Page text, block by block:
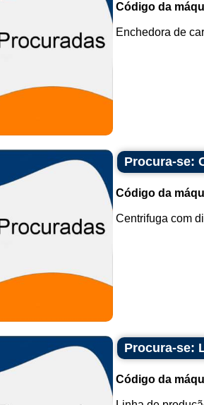
Código da
Enchedora de
Procura-se:
Código da
Centrifuga com
Procura-se:
Código da